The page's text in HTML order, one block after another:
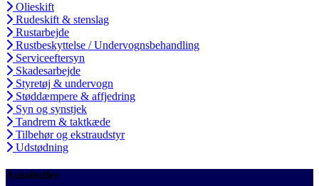
Olieskift
Rudeskift & stenslag
Rustarbejde
Rustbeskyttelse / Undervognsbehandling
Serviceeftersyn
Skadesarbejde
Styretøj & undervogn
Støddæmpere & affjedring
Syn og synstjek
Tandrem & taktkæde
Tilbehør og ekstraudstyr
Udstødning
Autobutler